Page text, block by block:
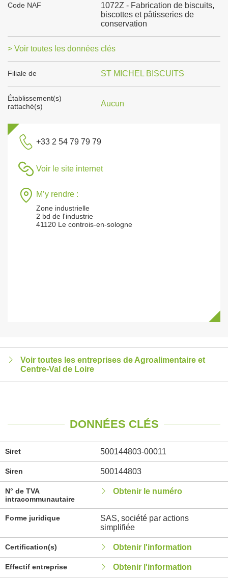
Code NAF
1072Z - Fabrication de biscuits,
biscottes et pâtisseries de
conservation
> Voir toutes les données clés
Filiale de ST MICHEL BISCUITS
Établissement(s)
rattaché(s)
Aucun
+33 2 54 79 79 79
Voir le site internet
M’y rendre :
Zone industrielle
2 bd de l'industrie
41120 Le controis-en-sologne
Voir toutes les entreprises de Agroalimentaire et
Centre-Val de Loire
DONNÉES CLÉS
Siret 500144803-00011
Siren 500144803
N° de TVA
intracommunautaire
Obtenir le numéro
Forme juridique
SAS, société par actions
simplifiée
Certification(s) Obtenir l'information
Effectif entreprise Obtenir l'information